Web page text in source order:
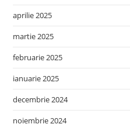
aprilie 2025
martie 2025
februarie 2025
ianuarie 2025
decembrie 2024
noiembrie 2024